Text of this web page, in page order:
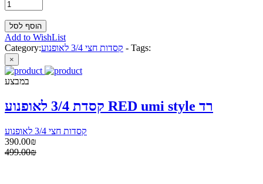
Add to WishList
Category:
קסדות חצי 3/4 לאופנוע - Tags:
×
במבצע
קסדת 3/4 לאופנוע RED umi style רד
קסדות חצי 3/4 לאופנוע
390.00₪
499.00₪